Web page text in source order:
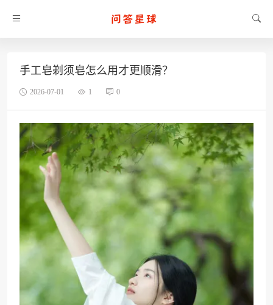
手工皂剃须皂怎么用才更顺滑？
2026-07-01 1 0